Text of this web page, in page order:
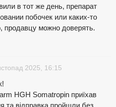
в тот же день, препарат
побочек или каких-то
продавцу можно доверять.
2025, 16:15
HGH Somatropin приїхав
та відправка пройшли без